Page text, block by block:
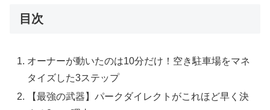
目次
オーナーが動いたのは10分だけ！空き駐車場をマネ
タイズした3ステップ
【最強の武器】パークダイレクトがこれほど早く決